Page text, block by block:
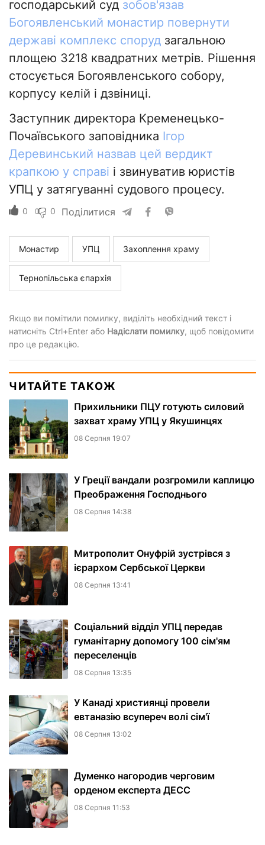
господарський суд зобов'язав
Богоявленський монастир повернути
державі комплекс споруд загальною
площею 3218 квадратних метрів. Рішення
стосується Богоявленського собору,
корпусу келій і дзвіниці.
Заступник директора Кременецько-
Почаївського заповідника Ігор
Деревинський назвав цей вердикт
крапкою у справі і звинуватив юристів
УПЦ у затягуванні судового процесу.
0 0 Поділитися
Монастир УПЦ Захоплення храму
Тернопільська єпархія
Якщо ви помітили помилку, виділіть необхідний текст і
натисніть Ctrl+Enter або Надіслати помилку, щоб повідомити
про це редакцію.
ЧИТАЙТЕ ТАКОЖ
Прихильники ПЦУ готують силовий
захват храму УПЦ у Якушинцях
08 Серпня 19:07
У Греції вандали розгромили каплицю
Преображення Господнього
08 Серпня 14:38
Митрополит Онуфрій зустрівся з
ієрархом Сербської Церкви
08 Серпня 13:41
Соціальний відділ УПЦ передав
гуманітарну допомогу 100 сім'ям
переселенців
08 Серпня 13:35
У Канаді християнці провели
евтаназію всупереч волі сім'ї
08 Серпня 13:02
Думенко нагородив черговим
орденом експерта ДЕСС
08 Серпня 11:53